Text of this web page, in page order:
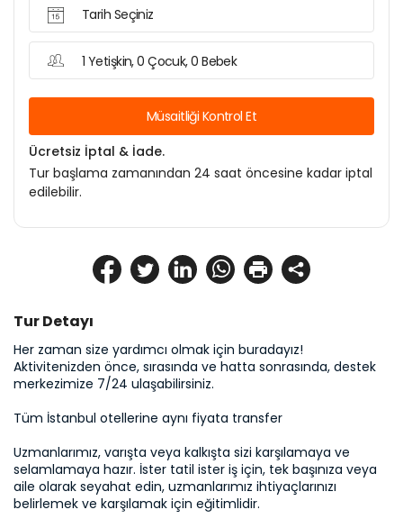
Tur Detayı
Her zaman size yardımcı olmak için buradayız!
Aktivitenizden önce, sırasında ve hatta sonrasında, destek
merkezimize 7/24 ulaşabilirsiniz.
Tüm İstanbul otellerine aynı fiyata transfer
Uzmanlarımız, varışta veya kalkışta sizi karşılamaya ve
selamlamaya hazır. İster tatil ister iş için, tek başınıza veya
aile olarak seyahat edin, uzmanlarımız ihtiyaçlarınızı
belirlemek ve karşılamak için eğitimlidir.
Tarih Seçiniz
1 Yetişkin, 0 Çocuk, 0 Bebek
Müsaitliği Kontrol Et
Ücretsiz İptal & İade.
Tur başlama zamanından 24 saat öncesine kadar iptal
edilebilir.